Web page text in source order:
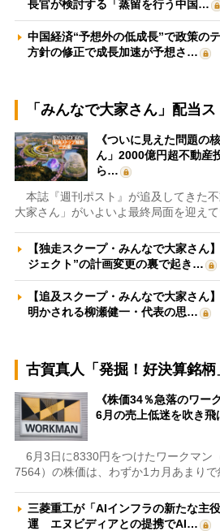
長官が検討する「蒸留を行う中国…
中国経済“予想外の低成長”で政策の
方針の修正で成長加速が予想さ…
「みんなで大家さん」配当
《ついに見えた問題の
ん」2000億円超不動産
ら…
本誌『週刊ポスト』が追及してきた
大家さん」がいよいよ最終局面を迎え
【独走スクープ・みんなで大家さん
ジェクト”の計画変更の裏で起き…
【追及スクープ・みんなで大家さん
明かされる柳瀬健一・代表の思…
古賀真人「発掘！好決算銘柄
《株価34％急落のワー
6月の売上低迷を吹き
6月3日に8330円をつけたワークマン
7564）の株価は、わずか1カ月あまりで
三菱重工が「AIインフラの新たな主
運 エヌビディアとの提携でAI…